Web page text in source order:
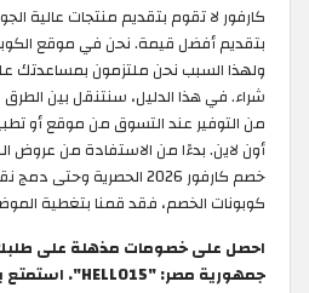
كارفور لا تقوم بتقديم منتجات عالية
بتقديم أفضل قيمة. نحن في موقع
ولهذا السبب نحن ملتزمون بمساعدتك
شراء. في هذا الدليل، سنتنقل بين
أون لاين. بدءًا من الاستفادة من عروض
كوبونات الخصم، فقد قمنا بتغطية
احصل على خصومات مذهلة على
جمهورية مصر: "HELLO15". استمتع بالتوفير!